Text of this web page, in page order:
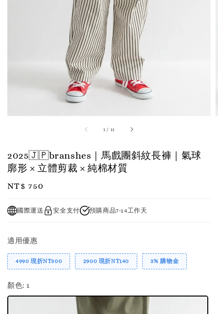
1 / 11
2025🇯🇵branshes｜馬戲團斜紋長褲｜氣球
廓形 × 立體剪裁 × 純棉材質
Regular
NT$ 750
國際運送 安全支付 預購商品7-14工作天
適用優惠
4990 現折NT300 2900 現折NT140 3% 購物金
顏色: 1